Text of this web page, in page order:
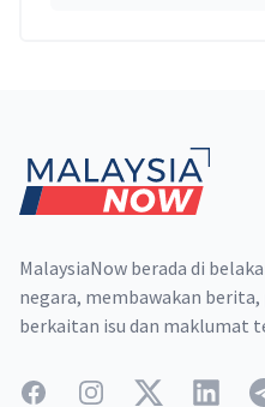
MalaysiaNow berada di
negara, membawakan
berkaitan isu dan maklumat
FacebookInstagramTwitter